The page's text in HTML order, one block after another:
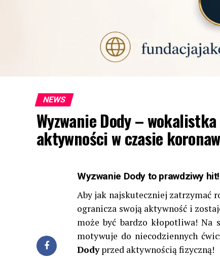
NEWS
Wyzwanie Dody –
aktywności w czasie
Wyzwanie Dody to prawdziwy hit!
Aby jak najskuteczniej zatrzymać
ogranicza swoją aktywność i
może być bardzo kłopotliwa! Na
motywuje do niecodziennych
Dodyprzed aktywnością fizyczną!